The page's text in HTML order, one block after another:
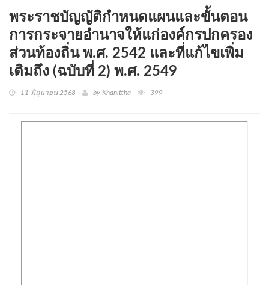
พระราชบัญญัติกำหนดแผนและขั้นตอน
การกระจายอำนาจให้แก่องค์กรปกครอง
ส่วนท้องถิ่น พ.ศ. 2542 และที่แก้ไขเพิ่ม
เติมถึง (ฉบับที่ 2) พ.ศ. 2549
11 มิถุนายน 2568 by Khanittha 399